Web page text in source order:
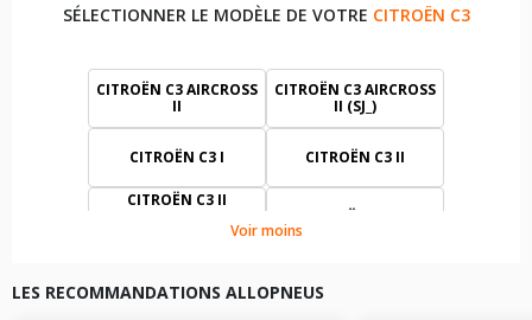
SÉLECTIONNER LE MODÈLE DE VOTRE CITROËN C3
CITROËN C3 AIRCROSS
II
CITROËN C3 AIRCROSS
II (SJ_)
CITROËN C3 I CITROËN C3 II
CITROËN C3 II
CITROËN C3 III
Voir moins
LES RECOMMANDATIONS ALLOPNEUS